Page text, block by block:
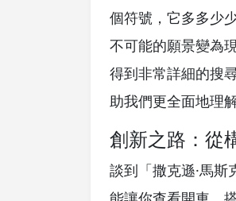
個符號，它多多少
不可能的願景變為
得到非常詳細的搜
助我們更全面地理
創新之路：從
談到「撒克遜·馬